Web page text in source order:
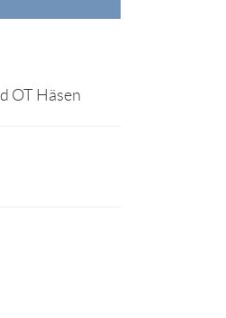
OT Häsen